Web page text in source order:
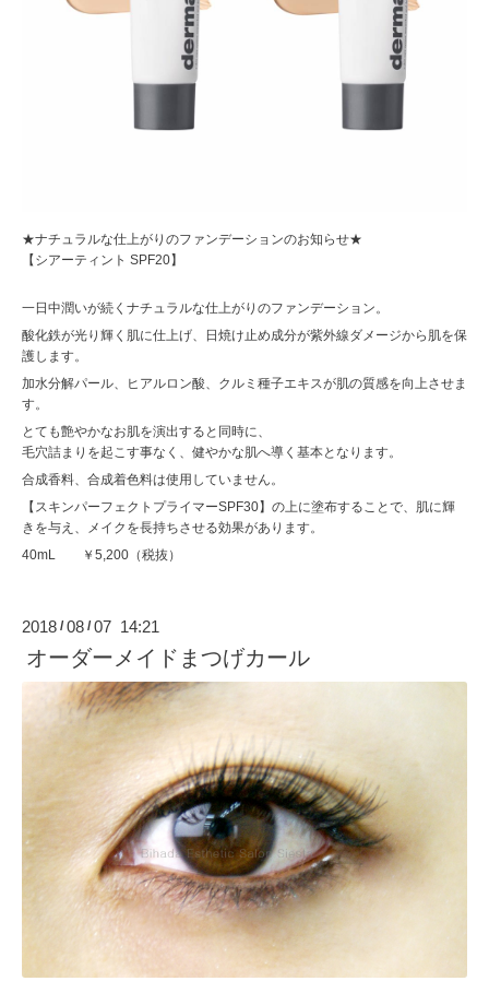
★ナチュラルな仕上がりのファンデーションのお知らせ★
【シアーティント SPF20】
一日中潤いが続くナチュラルな仕上がりのファンデーション。
酸化鉄が光り輝く肌に仕上げ、日焼け止め成分が紫外線ダメージから肌を保
護します。
加水分解パール、ヒアルロン酸、クルミ種子エキスが肌の質感を向上させま
す。
とても艶やかなお肌を演出すると同時に、
毛穴詰まりを起こす事なく、健やかな肌へ導く基本となります。
合成香料、合成着色料は使用していません。
【スキンパーフェクトプライマーSPF30】の上に塗布することで、肌に輝
きを与え、メイクを長持ちさせる効果があります。
40mL ￥5,200（税抜）
2018 /08 /07 14:21
オーダーメイドまつげカール